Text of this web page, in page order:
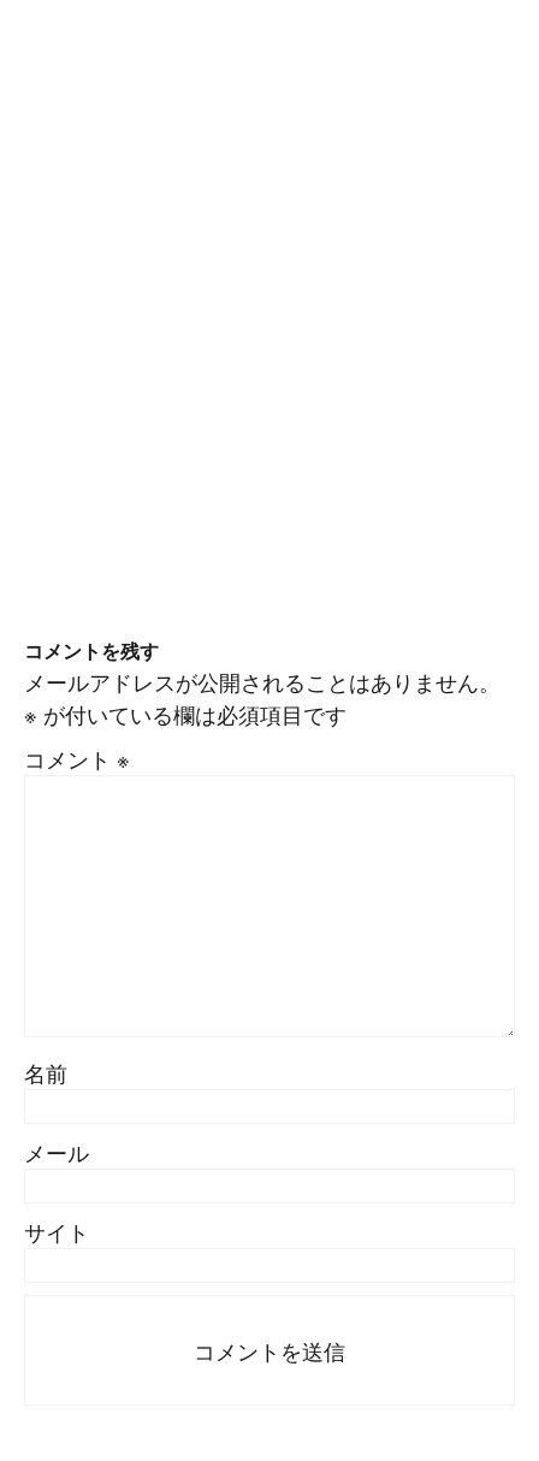
コメントを残す
メールアドレスが公開されることはありません。
※ が付いている欄は必須項目です
コメント ※
名前
メール
サイト